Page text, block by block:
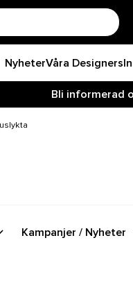
NyheterVåra Designers
Bli informerad
Kampanjer / Nyheter